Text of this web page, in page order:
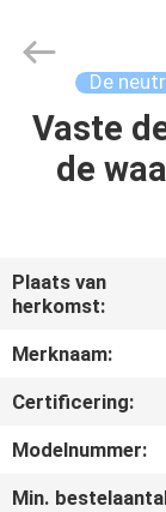
HUIS
ONGEVEER
ONS
Shadow
Technology
Reserved.
De
Vaste
de
Plaats van
herkomst:
Merknaam:
Certificering:
Modelnummer:
Min.